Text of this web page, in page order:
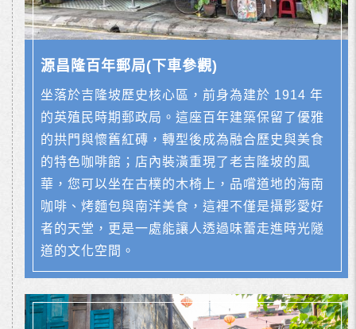
源昌隆百年郵局(下車參觀)
坐落於吉隆坡歷史核心區，前身為建於 1914 年
的英殖民時期郵政局。這座百年建築保留了優雅
的拱門與懷舊紅磚，轉型後成為融合歷史與美食
的特色咖啡館；店內裝潢重現了老吉隆坡的風
華，您可以坐在古樸的木椅上，品嚐道地的海南
咖啡、烤麵包與南洋美食，這裡不僅是攝影愛好
者的天堂，更是一處能讓人透過味蕾走進時光隧
道的文化空間。